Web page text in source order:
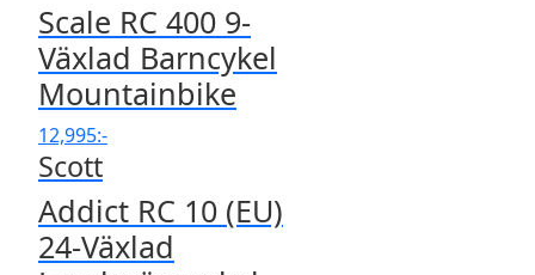
Scale RC 400 9-
Växlad Barncykel
Mountainbike
12,995:-
Scott
Addict RC 10 (EU)
24-Växlad